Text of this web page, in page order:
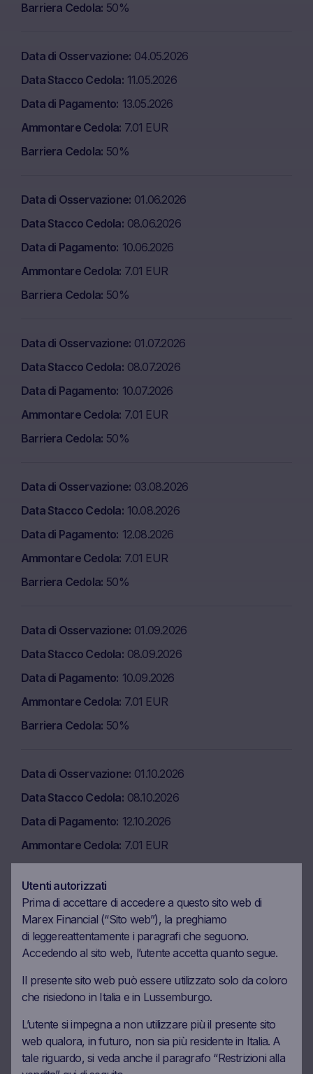
Barriera Cedola 50%
Data di Osservazione 04.05.2026
Data Stacco Cedola 11.05.2026
Data di Pagamento 13.05.2026
Ammontare Cedola 7.01 EUR
Barriera Cedola 50%
Data di Osservazione 01.06.2026
Data Stacco Cedola 08.06.2026
Data di Pagamento 10.06.2026
Ammontare Cedola 7.01 EUR
Barriera Cedola 50%
Data di Osservazione 01.07.2026
Data Stacco Cedola 08.07.2026
Data di Pagamento 10.07.2026
Ammontare Cedola 7.01 EUR
Barriera Cedola 50%
Data di Osservazione 03.08.2026
Data Stacco Cedola 10.08.2026
Data di Pagamento 12.08.2026
Ammontare Cedola 7.01 EUR
Barriera Cedola 50%
Data di Osservazione 01.09.2026
Data Stacco Cedola 08.09.2026
Data di Pagamento 10.09.2026
Ammontare Cedola 7.01 EUR
Barriera Cedola 50%
Data di Osservazione 01.10.2026
Data Stacco Cedola 08.10.2026
Data di Pagamento 12.10.2026
Ammontare Cedola 7.01 EUR
Data di Osservazione 02.11.2026
Data Stacco Cedola 09.11.2026
Ammontare Cedola 7.01 EUR
Data di Osservazione 01.12.2026
Utenti autorizzati
Prima di accettare di accedere a questo sito web di
Marex Financial (“Sito web”), la preghiamo
di leggereattentamente i paragrafi che seguono.
Accedendo al sito web, l’utente accetta quanto segue.
Il presente sito web può essere utilizzato solo da coloro
che risiedono in Italia e in Lussemburgo.
L’utente si impegna a non utilizzare più il presente sito
web qualora, in futuro, non sia più residente in Italia. A
tale riguardo, si veda anche il paragrafo “Restrizioni alla